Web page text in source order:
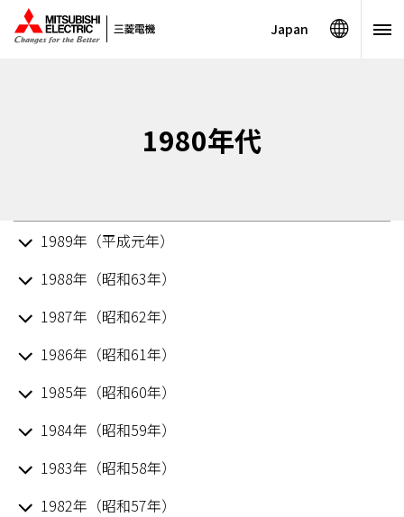
Japan
1980年代
1989年（平成元年）
1988年（昭和63年）
1987年（昭和62年）
1986年（昭和61年）
1985年（昭和60年）
1984年（昭和59年）
1983年（昭和58年）
1982年（昭和57年）